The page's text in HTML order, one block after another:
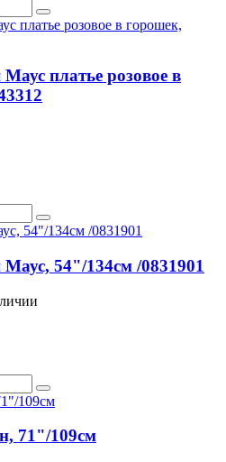
платье розовое в
54"/134см /0831901
71"/109см